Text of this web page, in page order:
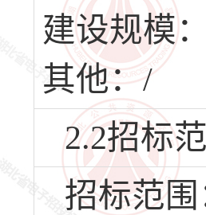
建设规模
其他：/
2.2招标
招标范